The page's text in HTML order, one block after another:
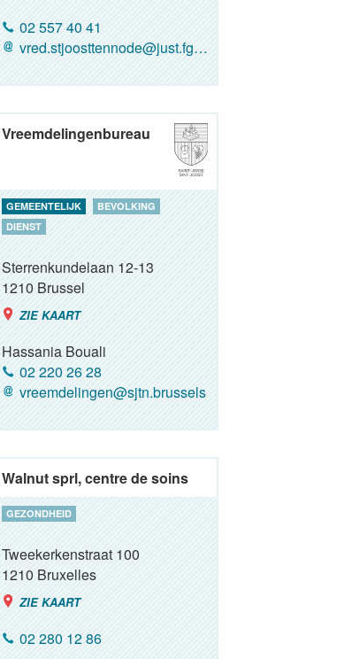
02 557 40 41
vred.stjoosttennode@just.fgov.be
Vreemdelingenbureau
GEMEENTELIJK
BEVOLKING
DIENST
Sterrenkundelaan 12-13
1210Brussel
ZIE KAART
Hassania Bouali
02 220 26 28
vreemdelingen@sjtn.brussels
Walnut sprl, centre de soins
GEZONDHEID
Tweekerkenstraat 100
1210Bruxelles
ZIE KAART
02 280 12 86